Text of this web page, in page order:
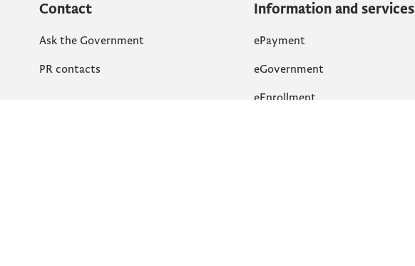
Contact
Ask the Government
PR contacts
Information and services
ePayment
eGovernment
eEnrollment